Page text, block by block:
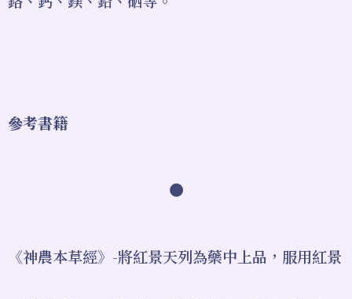
參考書籍
●
《神農本草經》-將紅景天列為藥中上品，服用紅景